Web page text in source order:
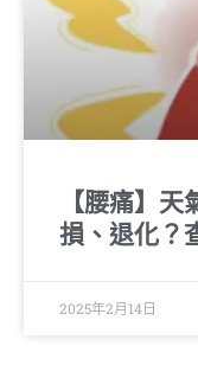
【腰痛】
損、退化？
2025年2月14日